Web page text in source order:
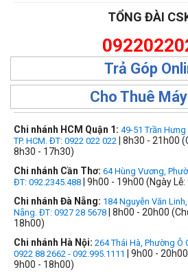
TỔNG ĐÀI
Trả Góp
Cho Thuê
Chi nhánh HCM Quận 1: 49-51 Trần
TP. HCM. ĐT: 0922 022 022 | 8h30 - 21h00
8h30 - 17h30)
Chi nhánh Cần Thơ: 64 Hùng Vương,
ĐT: 092.2345.488 | 9h00 - 19h00 (Ngày
Chi nhánh Đà Nẵng: 184 Nguyễn Văn
Nẵng. ĐT: 0927 28 5678 | 8h00 - 20h00
18h00)
Chi nhánh Hà Nội: 264 Thái Hà, Phường Ô
0922 88 2662 - 092.995.1111
| 9h00 -
9h00 - 18h00)